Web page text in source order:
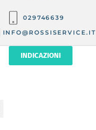
029746639
INFO@ROSSISERVICE.IT
INDICAZIONI